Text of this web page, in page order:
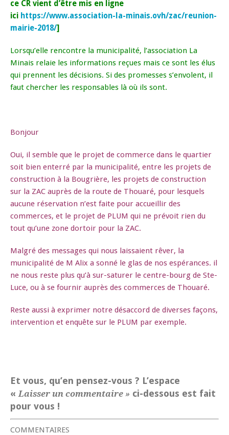
ce CR vient d’être mis en ligne
ici https://www.association-la-minais.ovh/zac/reunion-
mairie-2018/]
Lorsqu’elle rencontre la municipalité, l’association La
Minais relaie les informations reçues mais ce sont les élus
qui prennent les décisions. Si des promesses s’envolent, il
faut chercher les responsables là où ils sont.
Bonjour
Oui, il semble que le projet de commerce dans le quartier
soit bien enterré par la municipalité, entre les projets de
construction à la Bougrière, les projets de construction
sur la ZAC auprès de la route de Thouaré, pour lesquels
aucune réservation n’est faite pour accueillir des
commerces, et le projet de PLUM qui ne prévoit rien du
tout qu’une zone dortoir pour la ZAC.
Malgré des messages qui nous laissaient rêver, la
municipalité de M Alix a sonné le glas de nos espérances. il
ne nous reste plus qu’à sur-saturer le centre-bourg de Ste-
Luce, ou à se fournir auprès des commerces de Thouaré.
Reste aussi à exprimer notre désaccord de diverses façons,
intervention et enquête sur le PLUM par exemple.
Et vous, qu’en pensez-vous ? L’espace
« Laisser un commentaire » ci-dessous est fait
pour vous !
COMMENTAIRES